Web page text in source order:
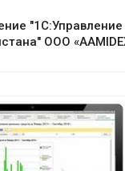
"1С:Управление
ООО